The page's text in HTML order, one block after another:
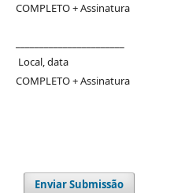
COMPLETO + Assinatura
Local,
COMPLETO + Assinatura
Enviar Submissão